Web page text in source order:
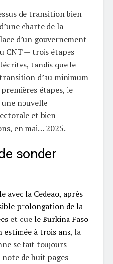
de transition bien
charte de la
d’un gouvernement
CNT — trois étapes
tandis que le
d’au minimum
étapes, le
nouvelle
et bien
en mai… 2025.
sonder
avec la Cedeao, après
prolongation de la
et quele Burkina Faso
à trois ans, la
se fait toujours
de huit pages